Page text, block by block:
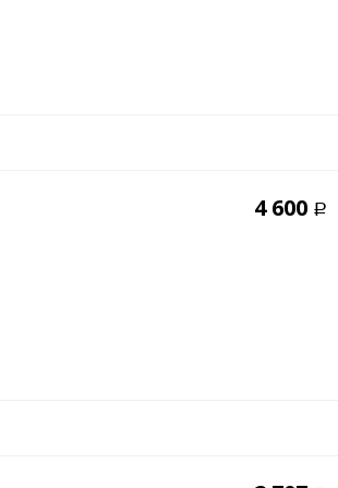
4 600 Р